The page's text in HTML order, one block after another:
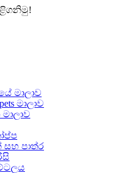
මාලාව
මාලාව
පාත්ර